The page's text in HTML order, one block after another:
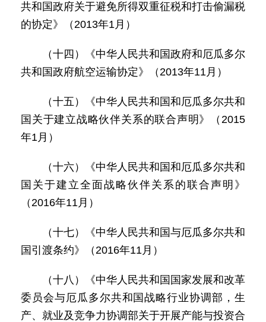
共和国政府关于避免所得双重征税和打击偷漏税
的协定》（2013年1月）
（十四）《中华人民共和国政府和厄瓜多尔
共和国政府航空运输协定》（2013年11月）
（十五）《中华人民共和国和厄瓜多尔共和
国关于建立战略伙伴关系的联合声明》（2015
年1月）
（十六）《中华人民共和国和厄瓜多尔共和
国关于建立全面战略伙伴关系的联合声明》
（2016年11月）
（十七）《中华人民共和国与厄瓜多尔共和
国引渡条约》（2016年11月）
（十八）《中华人民共和国国家发展和改革
委员会与厄瓜多尔共和国战略行业协调部，生
产、就业及竞争力协调部关于开展产能与投资合